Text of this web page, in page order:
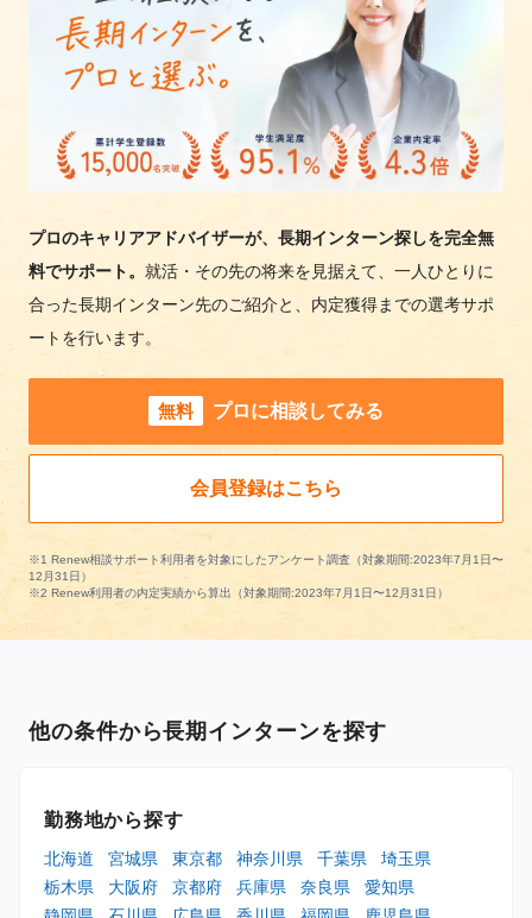
プロのキャリアアドバイザーが、長期インターン探しを完全無
料でサポート。 就活・その先の将来を見据えて、一人ひとりに
合った長期インターン先のご紹介と、内定獲得までの選考サポ
ートを行います。
無料 プロに相談してみる
会員登録はこちら
※1 Renew相談サポート利用者を対象にしたアンケート調査（対象期間:2023年7月1日〜
12月31日）
※2 Renew利用者の内定実績から算出（対象期間:2023年7月1日〜12月31日）
他の条件から長期インターンを探す
勤務地から探す
北海道 宮城県 東京都 神奈川県 千葉県
埼玉県
栃木県
大阪府 京都府 兵庫県 奈良県
愛知県